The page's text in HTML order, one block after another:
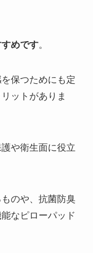
めです。
保つためにも定
ットがありま
や衛生面に役立
のや、抗菌防臭
なピローパッド